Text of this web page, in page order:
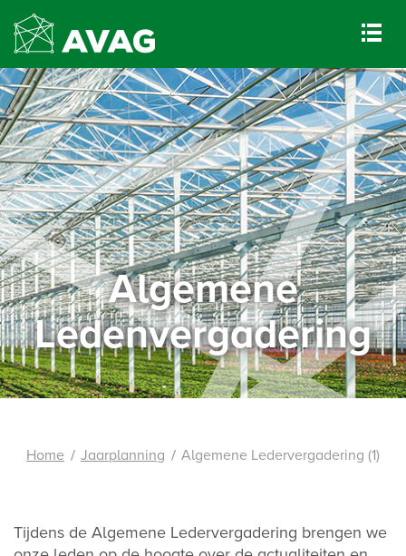
Algemene
Ledenvergadering
Home Jaarplanning Algemene Ledervergadering (1)
Tijdens de Algemene Ledervergadering brengen we